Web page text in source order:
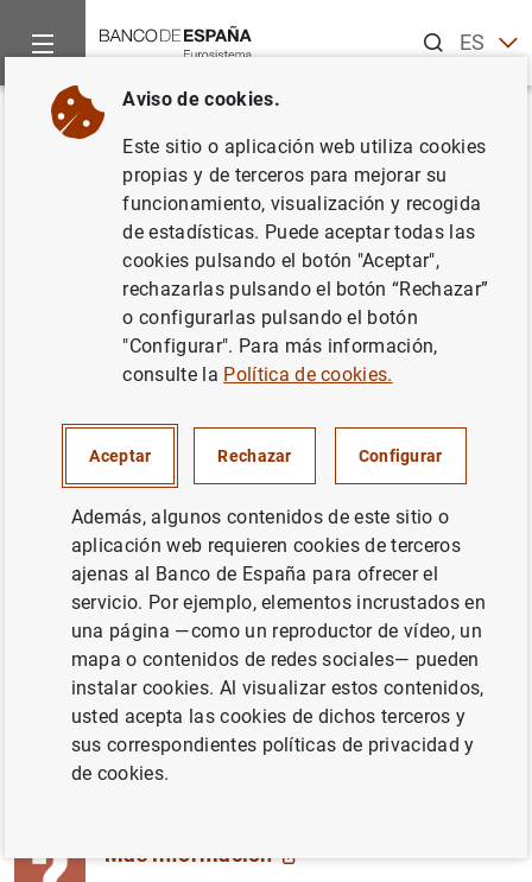
ESEN
Inicio Exposición "La arquitectura de Eduardo Adaro y el Banco
Volver
Exposición "La arquitectura de
Eduardo Adaro y el Banco de
España. Un mundo en
transformación"
Lugar
Sala de Exposiciones del Banco de España.
Plaza de Cibeles. Madrid
Fecha
Del 24 de octubre de 2023 al 24 de febrero de
2024
Horarios
De martes a sábado de 11h a 14h y de 16h, a
20h. Domingos, lunes y los días 24 y 25 de
Más información
Aviso de cookies.
Este sitio o aplicación web utiliza cookies
propias y de terceros para mejorar su
funcionamiento, visualización y recogida
de estadísticas. Puede aceptar todas las
cookies pulsando el botón "Aceptar",
rechazarlas pulsando el botón “Rechazar”
o configurarlas pulsando el botón
"Configurar". Para más información,
consulte la Política de cookies.
Aceptar Rechazar Configurar
Además, algunos contenidos de este sitio o
aplicación web requieren cookies de terceros
ajenas al Banco de España para ofrecer el
servicio. Por ejemplo, elementos incrustados en
una página —como un reproductor de vídeo, un
mapa o contenidos de redes sociales— pueden
instalar cookies. Al visualizar estos contenidos,
usted acepta las cookies de dichos terceros y
sus correspondientes políticas de privacidad y
de cookies.